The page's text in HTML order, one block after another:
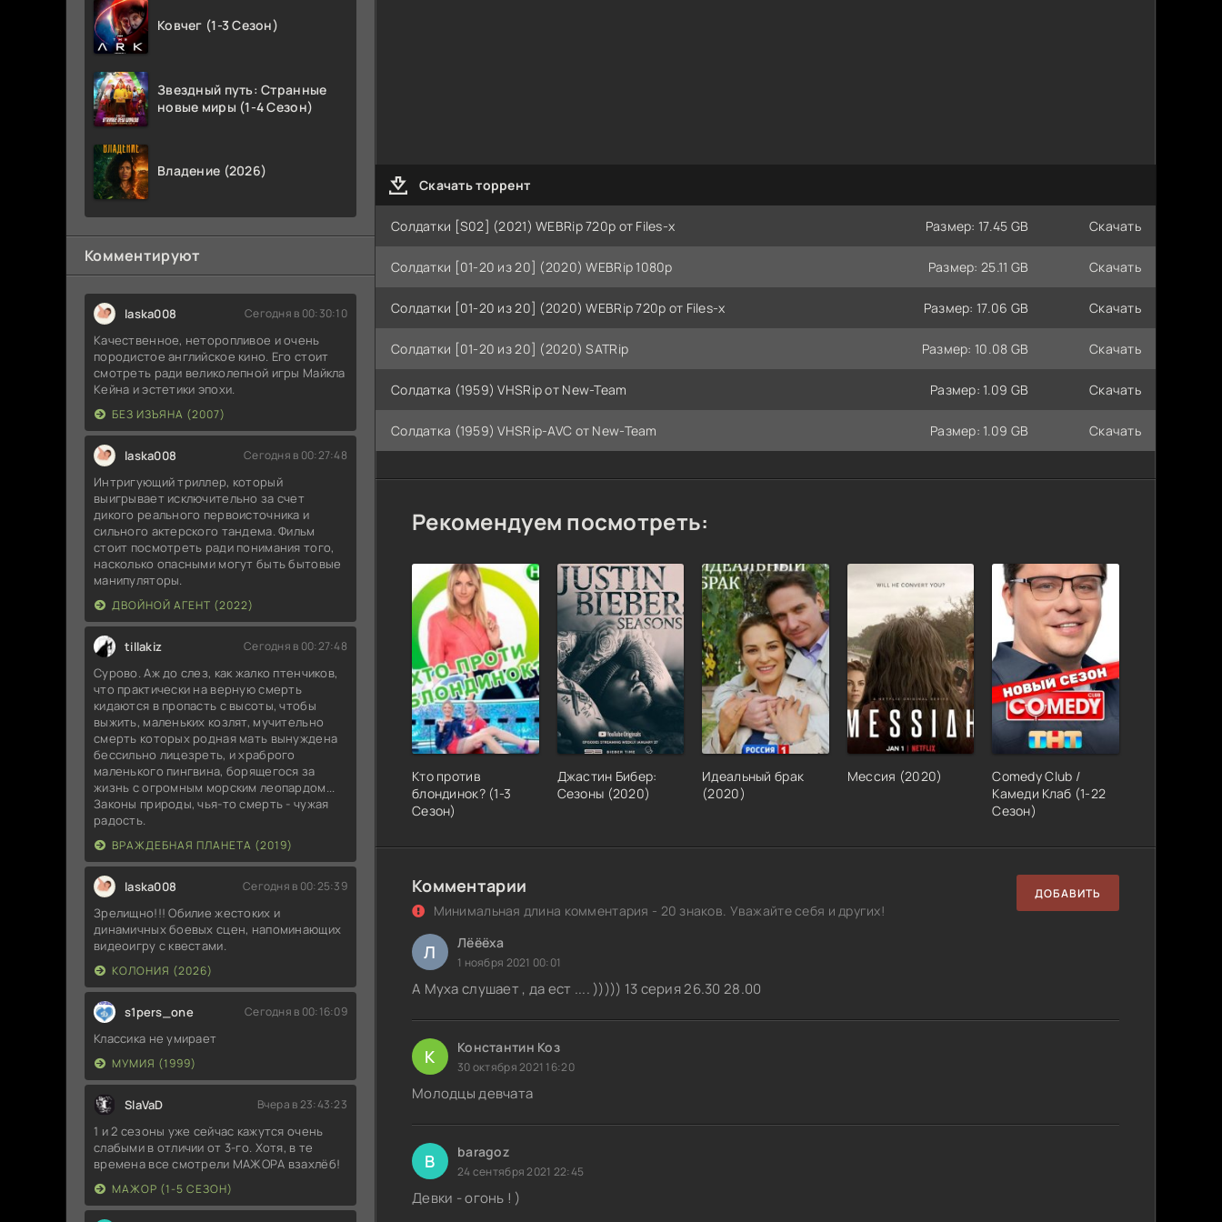
Ковчег (1-3 Сезон)
Звездный путь: Странные
новые миры (1-4 Сезон)
Владение (2026)
Комментируют
laska008 Сегодня в 00:30:10
Качественное, неторопливое и очень
породистое английское кино. Его стоит
смотреть ради великолепной игры Майкла
Кейна и эстетики эпохи.
БЕЗ ИЗЪЯНА (2007)
laska008 Сегодня в 00:27:48
Интригующий триллер, который
выигрывает исключительно за счет
дикого реального первоисточника и
сильного актерского тандема. Фильм
стоит посмотреть ради понимания того,
насколько опасными могут быть бытовые
манипуляторы.
ДВОЙНОЙ АГЕНТ (2022)
tillakiz Сегодня в 00:27:48
Сурово. Аж до слез, как жалко птенчиков,
что практически на верную смерть
кидаются в пропасть с высоты, чтобы
выжить, маленьких козлят, мучительно
смерть которых родная мать вынуждена
бессильно лицезреть, и храброго
маленького пингвина, борящегося за
жизнь с огромным морским леопардом...
Законы природы, чья-то смерть - чужая
радость.
ВРАЖДЕБНАЯ ПЛАНЕТА (2019)
laska008 Сегодня в 00:25:39
Зрелищно!!! Обилие жестоких и
динамичных боевых сцен, напоминающих
видеоигру с квестами.
КОЛОНИЯ (2026)
s1pers_one Сегодня в 00:16:09
Классика не умирает
МУМИЯ (1999)
SlaVaD Вчера в 23:43:23
1 и 2 сезоны уже сейчас кажутся очень
слабыми в отличии от 3-го. Хотя, в те
времена все смотрели МАЖОРА взахлёб!
МАЖОР (1-5 СЕЗОН)
Скачать торрент
Солдатки [S02] (2021) WEBRip 720p от Files-x Размер: 17.45 GB Скачать
Солдатки [01-20 из 20] (2020) WEBRip 1080p Размер: 25.11 GB Скачать
Солдатки [01-20 из 20] (2020) WEBRip 720p от Files-x Размер: 17.06 GB Скачать
Солдатки [01-20 из 20] (2020) SATRip Размер: 10.08 GB Скачать
Солдатка (1959) VHSRip от New-Team Размер: 1.09 GB Скачать
Солдатка (1959) VHSRip-AVC от New-Team Размер: 1.09 GB Скачать
Рекомендуем посмотреть:
Кто против
блондинок? (1-3
Сезон)
Джастин Бибер:
Сезоны (2020)
Идеальный брак
(2020)
Мессия (2020)
Comedy Club /
Камеди Клаб (1-22
Сезон)
Комментарии
Минимальная длина комментария - 20 знаков. Уважайте себя и других!
ДОБАВИТЬ
Л Лёёёха
1 ноября 2021 00:01
А Муха слушает , да ест .... ))))) 13 серия 26.30 28.00
К Константин Коз
30 октября 2021 16:20
Молодцы девчата
B baragoz
24 сентября 2021 22:45
Девки - огонь ! )